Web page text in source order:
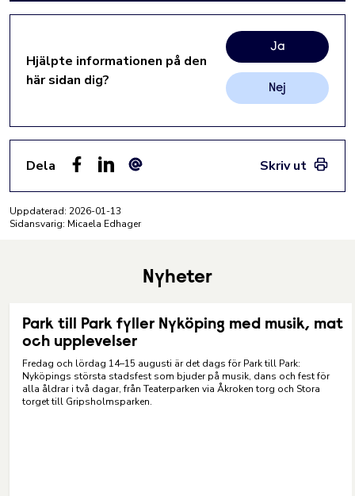
Hjälpte informationen på den
här sidan dig?
Ja
Nej
Dela
Skriv ut
Uppdaterad: 2026-01-13
Sidansvarig: Micaela Edhager
Nyheter
Park till Park fyller Nyköping med musik, mat
och upplevelser
Fredag och lördag 14–15 augusti är det dags för Park till Park:
Nyköpings största stadsfest som bjuder på musik, dans och fest för
alla åldrar i två dagar, från Teaterparken via Åkroken torg och Stora
torget till Gripsholmsparken.